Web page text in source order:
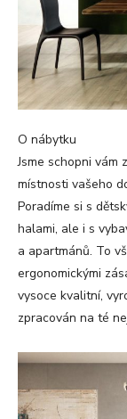
O nábytku
Jsme schopni vám
místnosti vašeho
Poradíme si s
halami, ale i s
a apartmánů. To
ergonomickými
vysoce kvalitní,
zpracován na té